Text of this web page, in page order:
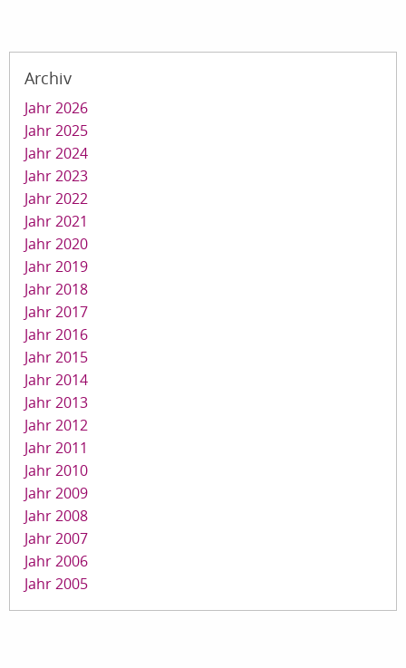
Archiv
Jahr 2026
Jahr 2025
Jahr 2024
Jahr 2023
Jahr 2022
Jahr 2021
Jahr 2020
Jahr 2019
Jahr 2018
Jahr 2017
Jahr 2016
Jahr 2015
Jahr 2014
Jahr 2013
Jahr 2012
Jahr 2011
Jahr 2010
Jahr 2009
Jahr 2008
Jahr 2007
Jahr 2006
Jahr 2005